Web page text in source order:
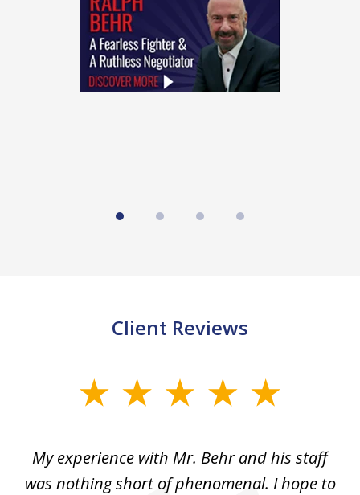
Client Reviews
My experience with Mr. Behr and his staff
was nothing short of phenomenal. I hope to